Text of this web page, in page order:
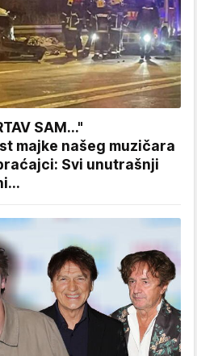
SAM..."
majke našeg muzičara
Svi unutrašnji